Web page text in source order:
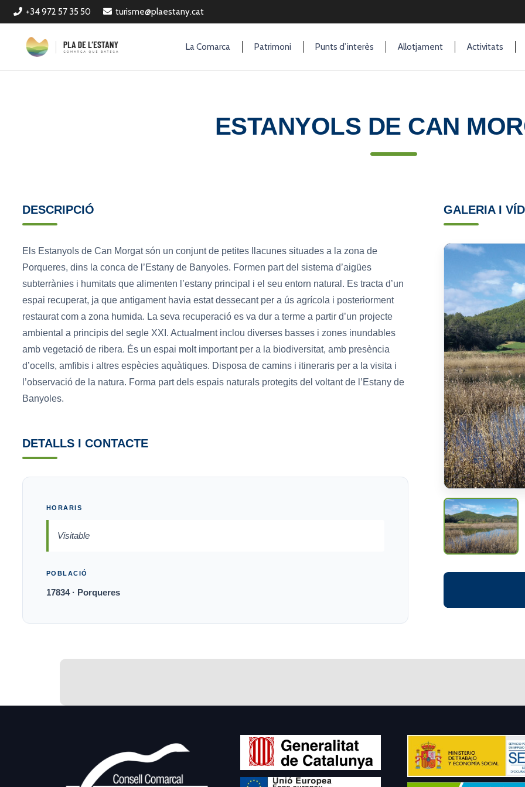
+34 972 57 35 50 turisme@plaestany.cat
La Comarca Patrimoni Punts d’interès Allotjament Activitats
ESTANYOLS DE CAN
DESCRIPCIÓ
Els Estanyols de Can Morgat són un conjunt de petites llacunes situades a la zona de
Porqueres, dins la conca de l’Estany de Banyoles. Formen part del sistema d’aigües
subterrànies i humitats que alimenten l’estany principal i el seu entorn natural. Es tracta d’un
espai recuperat, ja que antigament havia estat dessecant per a ús agrícola i posteriorment
restaurat com a zona humida. La seva recuperació es va dur a terme a partir d’un projecte
ambiental a principis del segle XXI. Actualment inclou diverses basses i zones inundables
amb vegetació de ribera. És un espai molt important per a la biodiversitat, amb presència
d’ocells, amfibis i altres espècies aquàtiques. Disposa de camins i itineraris per a la visita i
l’observació de la natura. Forma part dels espais naturals protegits del voltant de l’Estany de
Banyoles.
DETALLS I CONTACTE
HORARIS
Visitable
POBLACIÓ
17834 · Porqueres
GALERIA I